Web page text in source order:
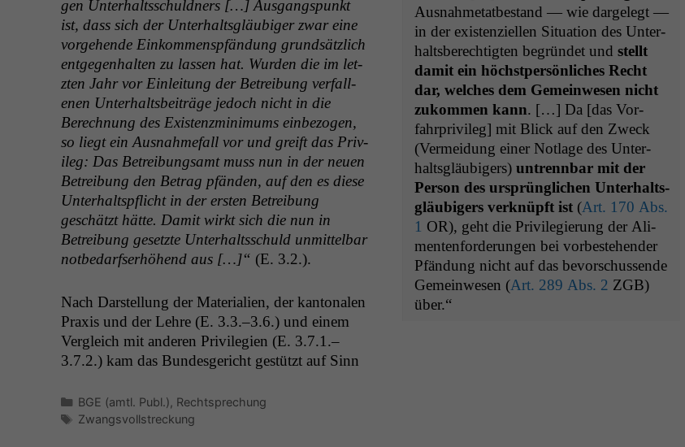
gen Unter­haltss­chuld­ners […] Aus­gangspunkt
ist, dass sich der Unter­halts­gläu­biger zwar eine
vorge­hende Einkom­men­spfän­dung grund­sät­zlich
ent­ge­gen­hal­ten zu lassen hat. Wur­den die im let­
zten Jahr vor Ein­leitung der Betrei­bung ver­fal­l­
enen Unter­halts­beiträge jedoch nicht in die
Berech­nung des Exis­tenzmin­i­mums ein­be­zo­gen,
so liegt ein Aus­nah­me­fall vor und greift das Priv­
i­leg: Das Betrei­bungsamt muss nun in der neuen
Betrei­bung den Betrag pfän­den, auf den es diese
Unter­halt­spflicht in der ersten Betrei­bung
geschätzt hätte. Damit wirkt sich die nun in
Betrei­bung geset­zte Unter­haltss­chuld unmit­tel­bar
notbe­darf­ser­höhend aus […]“ (E. 3.2.).
Nach Darstel­lung der Mate­ri­alien, der kan­tonalen
Prax­is und der Lehre (E. 3.3.–3.6.) und einem
Ver­gle­ich mit anderen Priv­i­legien (E. 3.7.1.–
3.7.2.) kam das Bun­des­gericht gestützt auf Sinn
Aus­nah­metatbe­stand — wie dargelegt —
in der exis­ten­ziellen Sit­u­a­tion des Unter­
halts­berechtigten begrün­det und stellt
damit ein höch­st­per­sön­lich­es Recht
dar, welch­es dem Gemein­we­sen nicht
zukom­men kann. […] Da [das Vor­
fahrpriv­i­leg] mit Blick auf den Zweck
(Ver­mei­dung ein­er Not­lage des Unter­
halts­gläu­bigers) untrennbar mit der
Per­son des ursprünglichen Unter­halts­
gläu­bigers verknüpft ist(Art. 170 Abs.
1 OR), geht die Priv­i­legierung der Ali­
menten­forderun­gen bei vorbeste­hen­der
Pfän­dung nicht auf das bevorschussende
Gemein­we­sen (Art. 289 Abs. 2 ZGB)
über.“
Kategorien
BGE (amtl. Publ.), Rechtsprechung
Schlagwörter
Zwangsvollstreckung